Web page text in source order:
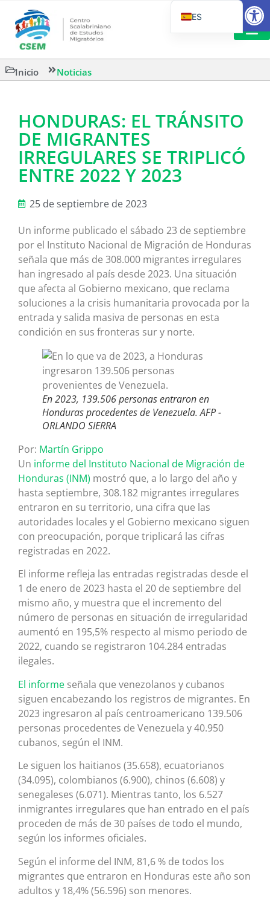
Inicio Noticias
HONDURAS: EL TRÁNSITO
DE MIGRANTES
IRREGULARES SE TRIPLICÓ
ENTRE 2022 Y 2023
25 de septiembre de 2023
Un informe publicado el sábado 23 de septiembre
por el Instituto Nacional de Migración de Honduras
señala que más de 308.000 migrantes irregulares
han ingresado al país desde 2023. Una situación
que afecta al Gobierno mexicano, que reclama
soluciones a la crisis humanitaria provocada por la
entrada y salida masiva de personas en esta
condición en sus fronteras sur y norte.
En 2023, 139.506 personas entraron en
Honduras procedentes de Venezuela. AFP -
ORLANDO SIERRA
Por: Martín Grippo
Un informe del Instituto Nacional de Migración de
Honduras (INM) mostró que, a lo largo del año y
hasta septiembre, 308.182 migrantes irregulares
entraron en su territorio, una cifra que las
autoridades locales y el Gobierno mexicano siguen
con preocupación, porque triplicará las cifras
registradas en 2022.
El informe refleja las entradas registradas desde el
1 de enero de 2023 hasta el 20 de septiembre del
mismo año, y muestra que el incremento del
número de personas en situación de irregularidad
aumentó en 195,5% respecto al mismo periodo de
2022, cuando se registraron 104.284 entradas
ilegales.
El informe señala que venezolanos y cubanos
siguen encabezando los registros de migrantes. En
2023 ingresaron al país centroamericano 139.506
personas procedentes de Venezuela y 40.950
cubanos, según el INM.
Le siguen los haitianos (35.658), ecuatorianos
(34.095), colombianos (6.900), chinos (6.608) y
senegaleses (6.071). Mientras tanto, los 6.527
inmigrantes irregulares que han entrado en el país
proceden de más de 30 países de todo el mundo,
según los informes oficiales.
Según el informe del INM, 81,6 % de todos los
migrantes que entraron en Honduras este año son
adultos y 18,4% (56.596) son menores.
ES
EN